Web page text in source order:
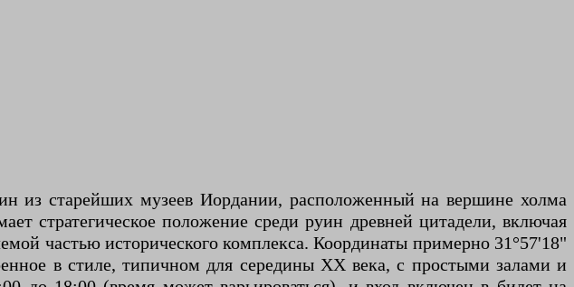
из старейших музеев Иордании, расположенный на вершине холма
стратегическое положение среди руин древней цитадели, включая
частью исторического комплекса. Координаты примерно 31°57'18"
в стиле, типичном для середины XX века, с простыми залами и